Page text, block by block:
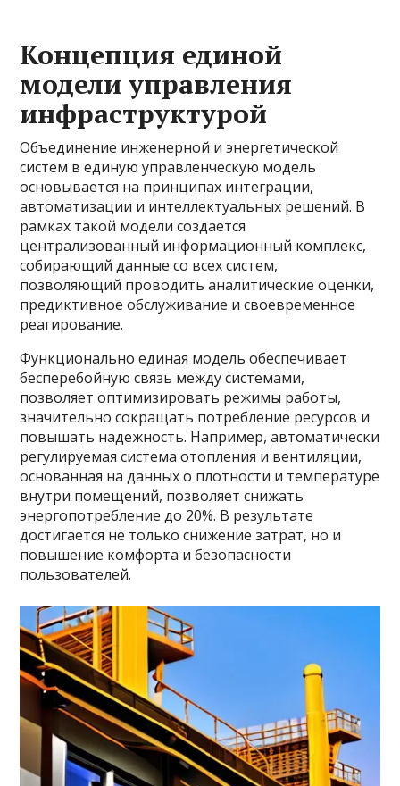
Концепция единой
модели управления
инфраструктурой
Объединение инженерной и энергетической
систем в единую управленческую модель
основывается на принципах интеграции,
автоматизации и интеллектуальных решений. В
рамках такой модели создается
централизованный информационный комплекс,
собирающий данные со всех систем,
позволяющий проводить аналитические оценки,
предиктивное обслуживание и своевременное
реагирование.
Функционально единая модель обеспечивает
бесперебойную связь между системами,
позволяет оптимизировать режимы работы,
значительно сокращать потребление ресурсов и
повышать надежность. Например, автоматически
регулируемая система отопления и вентиляции,
основанная на данных о плотности и температуре
внутри помещений, позволяет снижать
энергопотребление до 20%. В результате
достигается не только снижение затрат, но и
повышение комфорта и безопасности
пользователей.